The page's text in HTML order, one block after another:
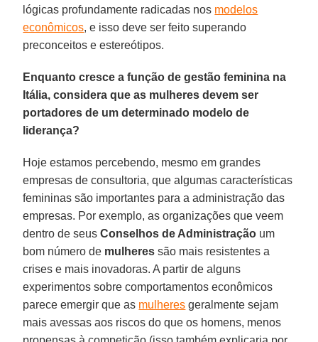
lógicas profundamente radicadas nos modelos
econômicos, e isso deve ser feito superando
preconceitos e estereótipos.
Enquanto cresce a função de gestão feminina na
Itália, considera que as mulheres devem ser
portadores de um determinado modelo de
liderança?
Hoje estamos percebendo, mesmo em grandes
empresas de consultoria, que algumas características
femininas são importantes para a administração das
empresas. Por exemplo, as organizações que veem
dentro de seusConselhos de Administração um
bom número de mulheres são mais resistentes a
crises e mais inovadoras. A partir de alguns
experimentos sobre comportamentos econômicos
parece emergir que as mulheres geralmente sejam
mais avessas aos riscos do que os homens, menos